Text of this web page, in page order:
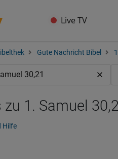
Live TV
Gute Nachricht Bibel
zu 1. Samuel
Hilfe